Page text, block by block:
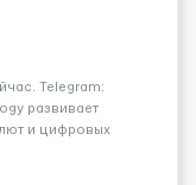
Telegram:
развивает
и цифровых
📊💰 💼 О вакансии